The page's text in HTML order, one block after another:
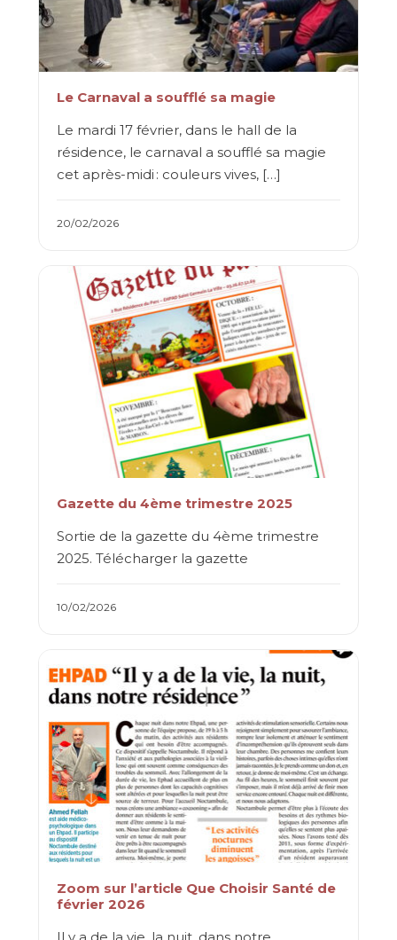
Le Carnaval a soufflé sa magie
Le mardi 17 février, dans le hall de la
résidence, le carnaval a soufflé sa magie
cet après-midi : couleurs vives, […]
20/02/2026
Gazette du 4ème trimestre 2025
Sortie de la gazette du 4ème trimestre
2025. Télécharger la gazette
10/02/2026
Zoom sur l’article Que Choisir Santé de
février 2026